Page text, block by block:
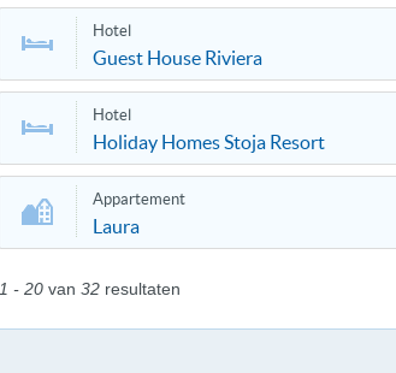
Hotel
Guest House Riviera
Hotel
Holiday Homes Stoja Resort
Appartement
Laura
1 - 20 van 32 resultaten